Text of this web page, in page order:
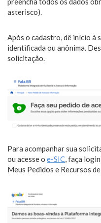
asterisco).
Após o cadastro, dê início à
identificada ou anônima.
solicitação.
Para acompanhar sua
ou acesse o e-SIC, faça
Meus Pedidos e Recursos